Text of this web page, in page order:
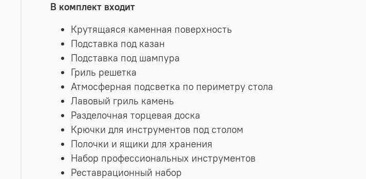
В комплект входит
Крутящаяся каменная поверхность
Подставка под казан
Подставка под шампура
Гриль решетка
Атмосферная подсветка по периметру стола
Лавовый гриль камень
Разделочная торцевая доска
Крючки для инструментов под столом
Полочки и ящики для хранения
Набор профессиональных инструментов
Реставрационный набор